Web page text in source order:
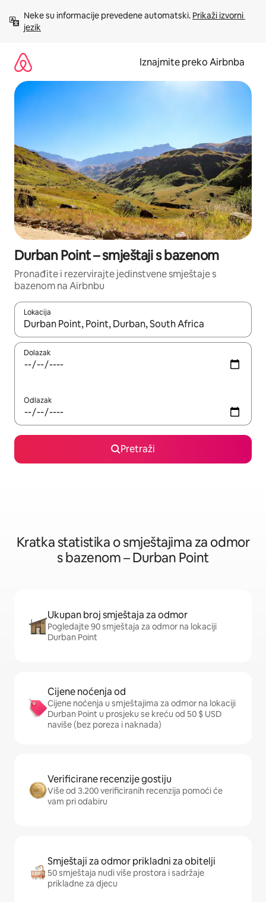
sadržaj
Neke su informacije prevedene automatski. Prikaži izvorni
jezik
Iznajmite preko Airbnba
Durban Point – smještaji s bazenom
Pronađite i rezervirajte jedinstvene smještaje s
bazenom na Airbnbu
Lokacija
Kada budu dostupni rezultati, moći ćete ih pregledati
Dolazak
Odlazak
Pretraži
Kratka statistika o smještajima za odmor
s bazenom – Durban Point
Ukupan broj smještaja za odmor
Pogledajte 90 smještaja za odmor na lokaciji
Durban Point
Cijene noćenja od
Cijene noćenja u smještajima za odmor na lokaciji
Durban Point u prosjeku se kreću od 50 $ USD
naviše (bez poreza i naknada)
Verificirane recenzije gostiju
Više od 3.200 verificiranih recenzija pomoći će
vam pri odabiru
Smještaji za odmor prikladni za obitelji
50 smještaja nudi više prostora i sadržaje
prikladne za djecu